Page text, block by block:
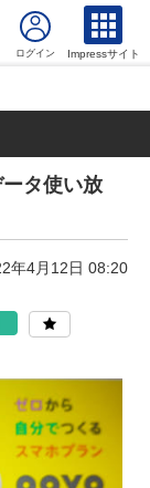
Impressサイト
タ使い放
年4月12日 08:20